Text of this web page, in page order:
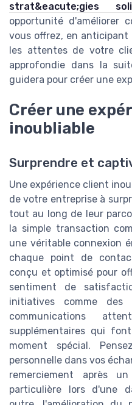
strat&eacute;gies
opportunité d'améliorer
vous offrez, en anticipant
les attentes de votre
approfondie dans la
guidera pour créer une
Créer une
inoubliable
Surprendre et
Une expérience client
de votre entreprise à
tout au long de leur
la simple transaction
une véritable connexion
chaque point de
conçu et optimisé pour
sentiment de
initiatives comme des
communications
supplémentaires qui
moment spécial.
personnelle dans vos
remerciement après
particulière lors d'une